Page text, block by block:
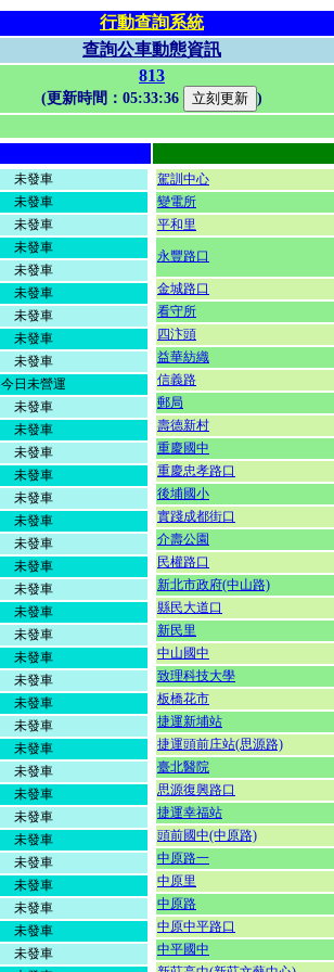
行動查詢系統
查詢公車動態資訊
813
(更新時間： 05:33:36 )
未發車
未發車
未發車
未發車
未發車
未發車
未發車
未發車
未發車
今日未營運
未發車
未發車
未發車
未發車
未發車
未發車
未發車
未發車
未發車
未發車
未發車
未發車
未發車
未發車
未發車
未發車
未發車
未發車
未發車
未發車
未發車
未發車
未發車
未發車
未發車
駕訓中心
變電所
平和里
永豐路口
金城路口
看守所
四汴頭
益華紡織
信義路
郵局
壽德新村
重慶國中
重慶忠孝路口
後埔國小
實踐成都街口
介壽公園
民權路口
新北市政府(中山路)
縣民大道口
新民里
中山國中
致理科技大學
板橋花市
捷運新埔站
捷運頭前庄站(思源路)
臺北醫院
思源復興路口
捷運幸福站
頭前國中(中原路)
中原路一
中原里
中原路
中原中平路口
中平國中